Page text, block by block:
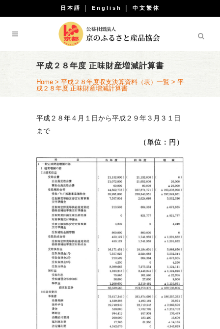
日本語 English 中文繁体
平成２８年度 正味財産増減計算書
Home > 平成２８年度収支決算資料（表）一覧 > 平
成２８年度 正味財産増減計算書
平成２８年４月１日から平成２９年３月３１日
まで
（単位：円）